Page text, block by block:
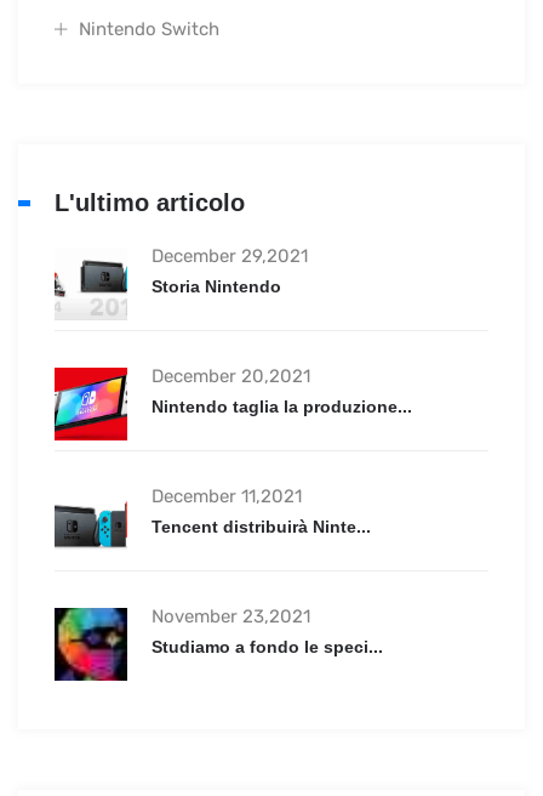
Nintendo Switch
L'ultimo articolo
December 29,2021
Storia Nintendo
December 20,2021
Nintendo taglia la produzione...
December 11,2021
Tencent distribuirà Ninte...
November 23,2021
Studiamo a fondo le speci...